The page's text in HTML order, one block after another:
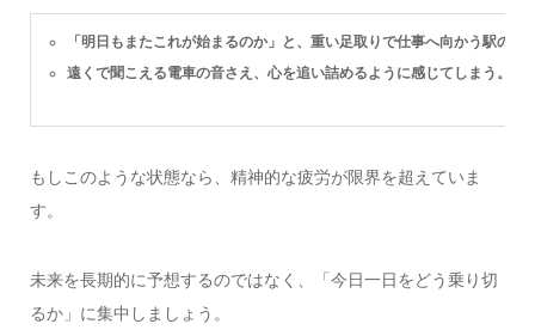
「明日もまたこれが始まるのか」と、重い足取りで仕事へ向かう駅のホ
遠くで聞こえる電車の音さえ、心を追い詰めるように感じてしまう。
もしこのような状態なら、精神的な疲労が限界を超えていま
す。
未来を長期的に予想するのではなく、「今日一日をどう乗り切
るか」に集中しましょう。